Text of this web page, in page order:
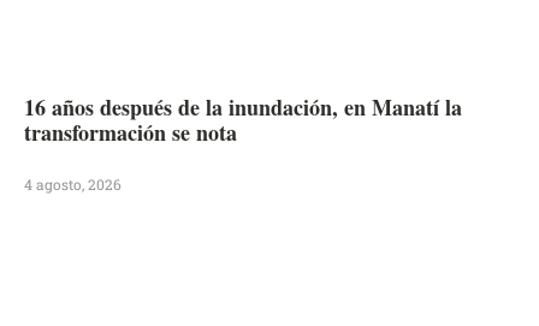
16 años después de la inundación, en Manatí la
transformación se nota
4 agosto, 2026